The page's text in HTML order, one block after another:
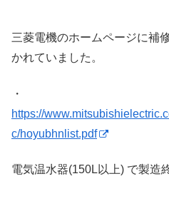
三菱電機のホームページに補
かれていました。
・
https://
c/hoyubhnlist.pdf
電気温水器(150L以上) で製造